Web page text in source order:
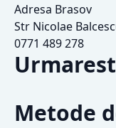
Adresa Brasov
Str Nicolae
0771 489 278
Metode